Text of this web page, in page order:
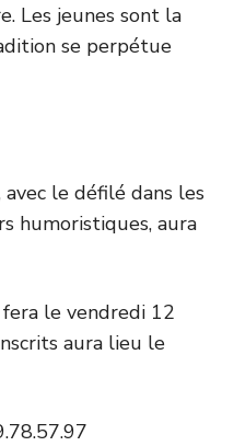
Les jeunes sont la
se perpétue
le défilé dans les
humoristiques, aura
fera le vendredi 12
aura lieu le